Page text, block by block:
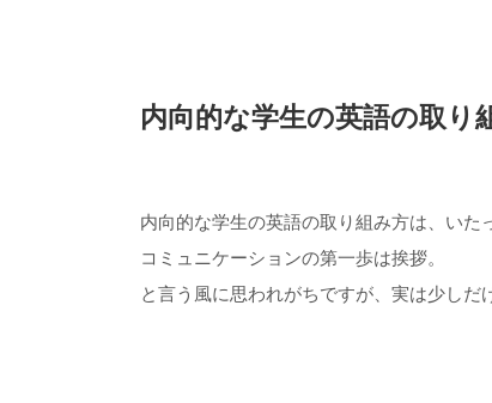
内向的な学生の英語の取り
内向的な学生の英語の取り組み方は、いた
コミュニケーションの第一歩は挨拶。
と言う風に思われがちですが、実は少しだ